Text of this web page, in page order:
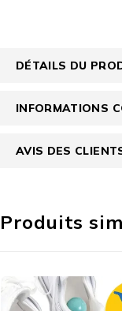
DÉTAILS DU
INFORMATIONS
AVIS DES
Produits